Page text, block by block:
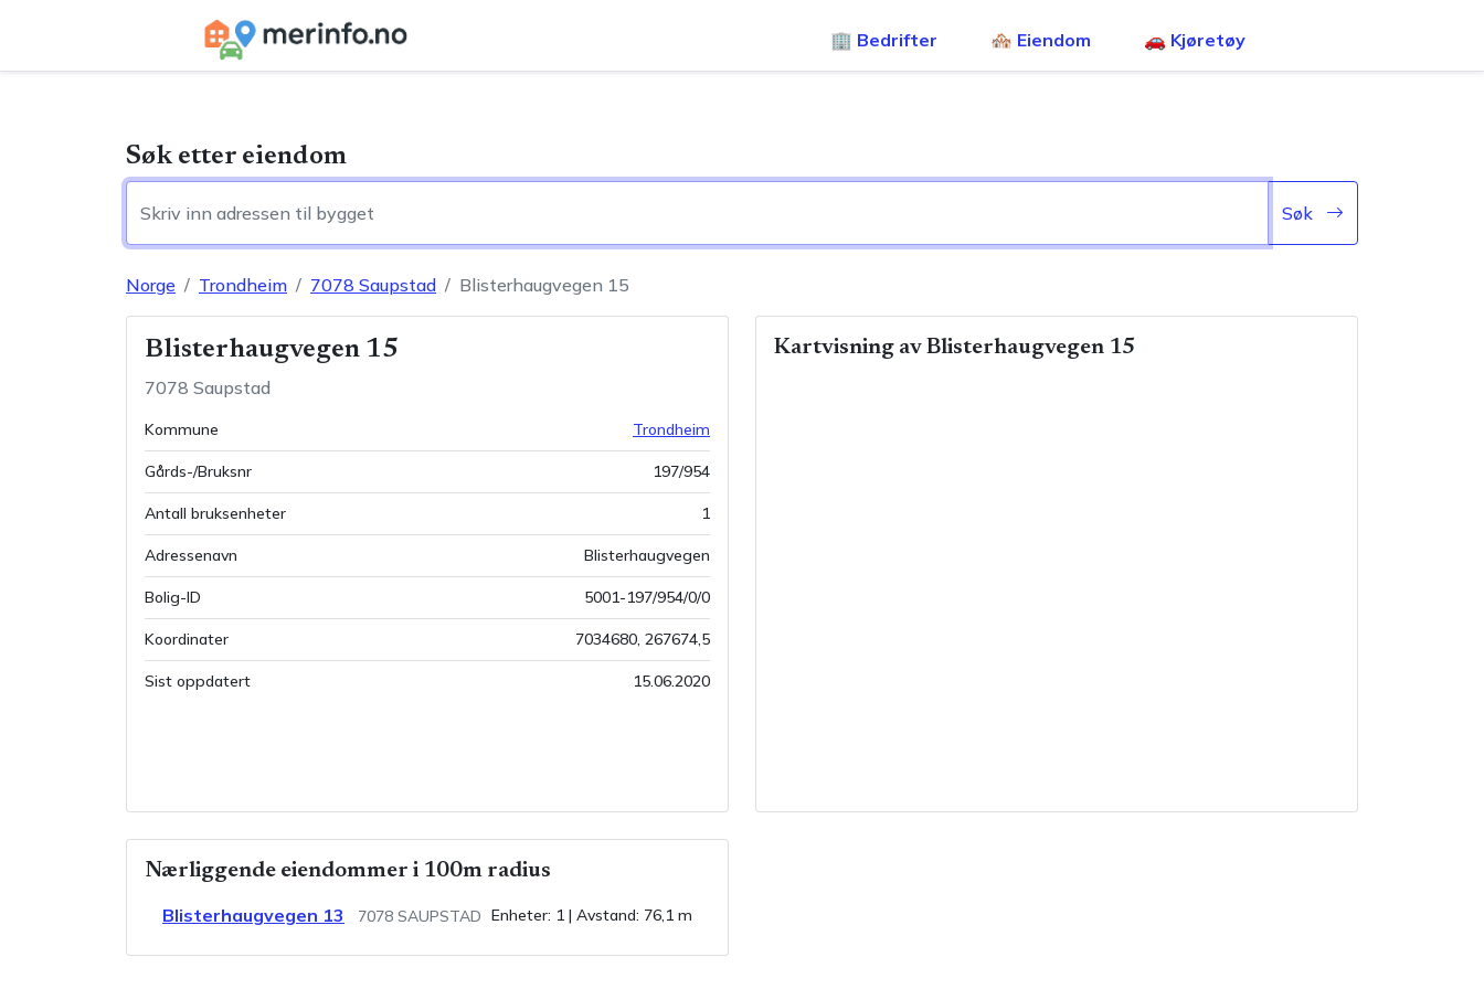
🏢 Bedrifter 🏘️ Eiendom 🚗 Kjøretøy
Søk etter eiendom
Søk
Norge Trondheim 7078 Saupstad Blisterhaugvegen 15
Blisterhaugvegen 15
7078 Saupstad
Kommune Trondheim
Gårds-/Bruksnr 197/954
Antall bruksenheter 1
Adressenavn Blisterhaugvegen
Bolig-ID 5001-197/954/0/0
Koordinater 7034680, 267674,5
Sist oppdatert 15.06.2020
Kartvisning av Blisterhaugvegen 15
Nærliggende eiendommer i 100m radius
Blisterhaugvegen 13
7078 SAUPSTAD Enheter: 1 | Avstand: 76,1 m